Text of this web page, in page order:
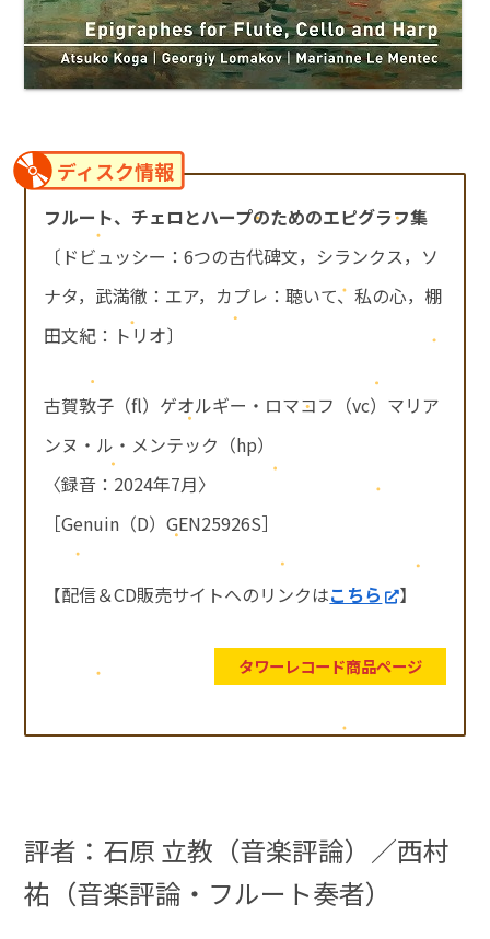
ディスク情報
フルート、チェロとハープのためのエピグラフ集
〔ドビュッシー：6つの古代碑文，シランクス，ソ
ナタ，武満徹：エア，カプレ：聴いて、私の心，棚
田文紀：トリオ〕
古賀敦子（fl）ゲオルギー・ロマコフ（vc）マリア
ンヌ・ル・メンテック（hp）
〈録音：2024年7月〉
［Genuin（D）GEN25926S］
【配信＆CD販売サイトへのリンクはこちら 】
タワーレコード商品ページ
評者：石原 立教（音楽評論）／西村
祐（音楽評論・フルート奏者）